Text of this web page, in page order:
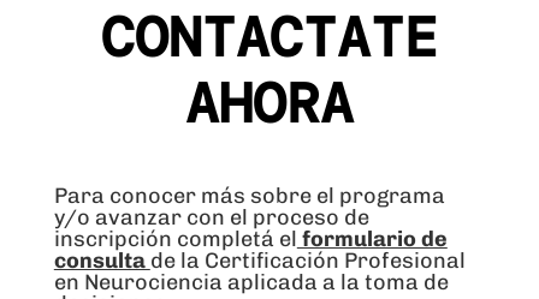
CONTACTATE
AHORA
Para conocer más sobre el programa
y/o avanzar con el proceso de
inscripción completá el formulario de
consulta de la Certificación Profesional
en Neurociencia aplicada a la toma de